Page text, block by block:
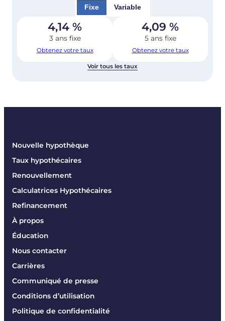
Fixe Variable
4,14 %
3 ans fixe
Obtenez votre taux
4,09 %
5 ans fixe
Obtenez votre taux
Voir tous les taux
Nouvelle hypothèque
Taux hypothécaires
Renouvellement
Calculatrices Hypothécaires
Refinancement
À propos
Éducation
Nous contacter
Carrières
Communiqué de presse
Conditions d’utilisation
Politique de confidentialité